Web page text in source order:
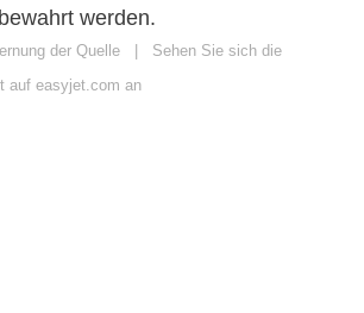
werden.
der Quelle
Sehen Sie sich die
auf easyjet.com an